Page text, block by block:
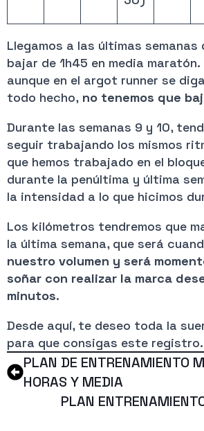
Llegamos a las últimas semanas
bajar de 1h45 en media maratón.
aunque en el argot runner se
todo hecho, no tenemos que
Durante las semanas 9 y 10,
seguir trabajando los mismos
que hemos trabajado en el
durante la penúltima y última
la intensidad a lo que hicimos
Los kilómetros tendremos que
la última semana, que será
nuestro volumen y será
soñar con realizar la marca
minutos.
Desde aquí, te deseo toda la
para que consigas este registro.
PLAN DE ENTRENAMIENTO
HORAS Y MEDIA
PLAN